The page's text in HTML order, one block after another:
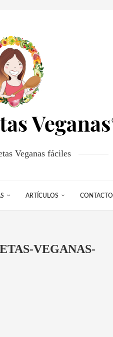
Veganas fáciles
ARTÍCULOS CONTACTO
VEGANAS-